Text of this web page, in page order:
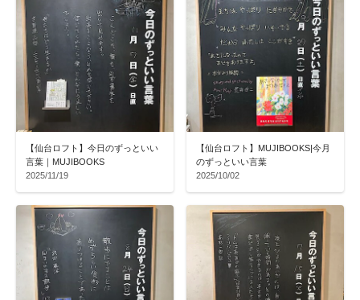
【仙台ロフト】今日のずっといい
言葉｜MUJIBOOKS
2025/11/19
【仙台ロフト】MUJIBOOKS|今月
のずっといい言葉
2025/10/02